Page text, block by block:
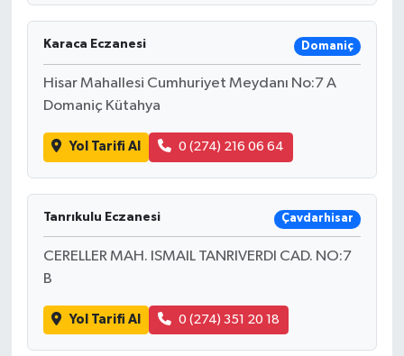
Karaca Eczanesi Domaniç
Hisar Mahallesi Cumhuriyet Meydanı No:7 A
Domaniç Kütahya
Yol Tarifi Al 0 (274) 216 06 64
Tanrıkulu Eczanesi Çavdarhisar
CERELLER MAH. ISMAIL TANRIVERDI CAD. NO:7
B
Yol Tarifi Al 0 (274) 351 20 18